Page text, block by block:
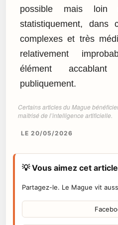
possible mais loin
statistiquement,
complexes et très
relativement
élément accablant
publiquement.
Certains articles du Mague
maîtrisé de l’intelligence artificielle.
LE 20/05/2026
💡 Vous aimez cet
Partagez-le. Le Mague vit